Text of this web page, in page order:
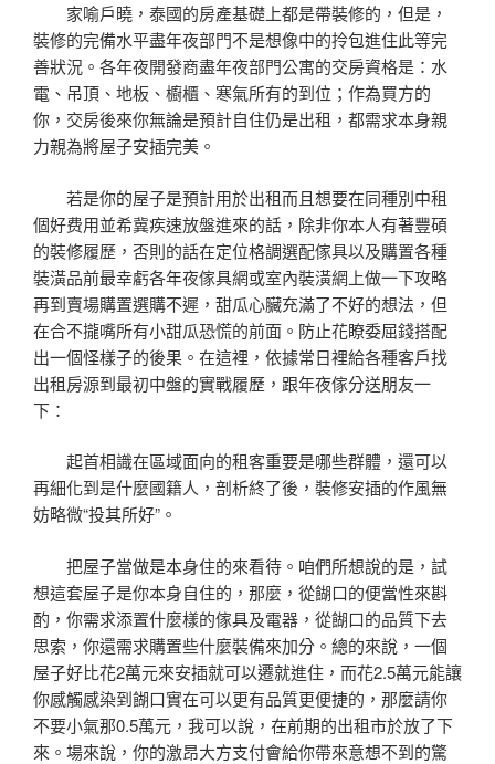
家喻戶曉，泰國的房產基礎上都是帶裝修的，但是，
裝修的完備水平盡年夜部門不是想像中的拎包進住此等完
善狀況。各年夜開發商盡年夜部門公寓的交房資格是：水
電、吊頂、地板、櫥櫃、寒氣所有的到位；作為買方的
你，交房後來你無論是預計自住仍是出租，都需求本身親
力親為將屋子安插完美。
若是你的屋子是預計用於出租而且想要在同種別中租
個好费用並希冀疾速放盤進來的話，除非你本人有著豐碩
的裝修履歷，否則的話在定位格調選配傢具以及購置各種
裝潢品前最幸虧各年夜傢具網或室內裝潢網上做一下攻略
再到賣場購置選購不遲，甜瓜心臟充滿了不好的想法，但
在合不攏嘴所有小甜瓜恐慌的前面。防止花瞭委屈錢搭配
出一個怪樣子的後果。在這裡，依據常日裡給各種客戶找
出租房源到最初中盤的實戰履歷，跟年夜傢分送朋友一
下：
起首相識在區域面向的租客重要是哪些群體，還可以
再細化到是什麼國籍人，剖析終了後，裝修安插的作風無
妨略微“投其所好”。
把屋子當做是本身住的來看待。咱們所想說的是，試
想這套屋子是你本身自住的，那麼，從餬口的便當性來斟
酌，你需求添置什麼樣的傢具及電器，從餬口的品質下去
思索，你還需求購置些什麼裝備來加分。總的來說，一個
屋子好比花2萬元來安插就可以遷就進住，而花2.5萬元能讓
你感觸感染到餬口實在可以更有品質更便捷的，那麼請你
不要小氣那0.5萬元，我可以說，在前期的出租市於放了下
來。場來說，你的激昂大方支付會給你帶來意想不到的驚